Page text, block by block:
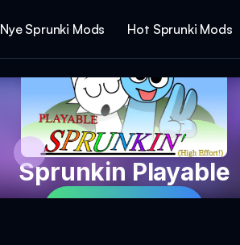
Nye Sprunki Mods Hot Sprunki Mods
Sprunkin Playable